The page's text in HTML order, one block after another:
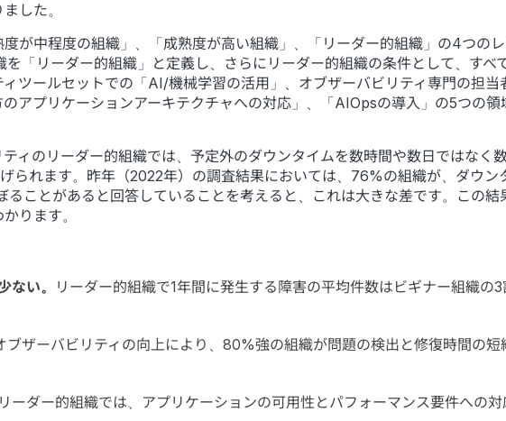
した。
が中程度の組織」、「成熟度が高い組織」、「リーダー的組織」の4つの
「リーダー的組織」と定義し、さらにリーダー的組織の条件として、すべ
ツールセットでの「AI/機械学習の活用」、オブザーバビリティ専門の担
アプリケーションアーキテクチャへの対応」、「AIOpsの導入」の5つの
ィのリーダー的組織では、予定外のダウンタイムを数時間や数日ではなく
られます。昨年（2022年）の調査結果においては、76%の組織が、ダウン
ことがあると回答していることを考えると、これは大きな差です。この
ります。
ない。
リーダー的組織で1年間に発生する障害の平均件数はビギナー組織の
ブザーバビリティの向上により、80%強の組織が問題の検出と修復時間の
リーダー的組織では、アプリケーションの可用性とパフォーマンス要件への